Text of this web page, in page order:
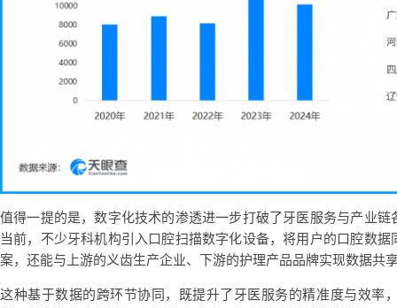
值得一提的是，数字化技术的渗透进一步打破了牙医服务与产业
当前，不少牙科机构引入口腔扫描数字化设备，将用户的口腔数
案，还能与上游的义齿生产企业、下游的护理产品品牌实现数据共
这种基于数据的跨环节协同，既提升了牙医服务的精准度与效率